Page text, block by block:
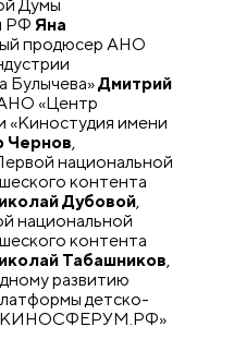
Думы
РФЯна
продюсер АНО
Булычева»Дмитрий
«Центр
«Киностудия имени
Чернов,
национальной
контента
Дубовой,
национальной
контента
Табашников,
развитию
детско-
«КИНОСФЕРУМ.РФ»